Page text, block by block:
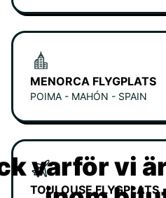
MENORCA FLYGPLATS
POIMA - MAHÓN - SPAIN
TOULOUSE FLYGPLATS
varför vi